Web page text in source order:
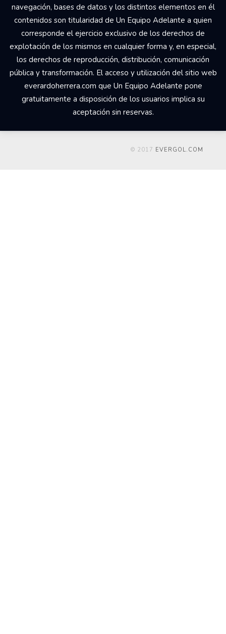
navegación, bases de datos y los distintos elementos en él
contenidos son titularidad de Un Equipo Adelante a quien
corresponde el ejercicio exclusivo de los derechos de
explotación de los mismos en cualquier forma y, en especial,
los derechos de reproducción, distribución, comunicación
pública y transformación. El acceso y utilización del sitio web
everardoherrera.com que Un Equipo Adelante pone
gratuitamente a disposición de los usuarios implica su
aceptación sin reservas.
© 2017 EVERGOL.COM